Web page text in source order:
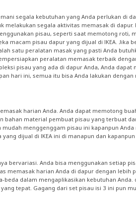
segala kebutuhan yang Anda perlukan di
segala aktivitas memasak di
pisau, seperti saat memotong roti,
macam pisau dapur yang dijual di IKEA. Jika
satu peralatan masak yang pasti Anda
peralatan memasak terbaik
pisau yang ada di dapur Anda, Anda dapat
hari ini, semua itu bisa Anda lakukan
harian Anda. Anda dapat memotong
material pembuat pisau yang terbuat
menggenggam pisau ini kapanpun
dijual di IKEA ini di manapun dan
bervariasi. Anda bisa menggunakan setiap
memasak harian Anda di dapur dengan lebih
dalam mengaplikasikan kebutuhan
tepat. Gagang dari set pisau isi 3 ini pun